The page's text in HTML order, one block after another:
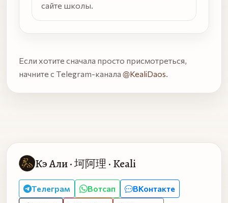
сайте школы.
Если хотите сначала просто присмотреться,
начните с Telegram-канала @KealiDaos.
Кэ Али · 坷阿理 · Keali
Телеграм Вотсап
ВКонтакте